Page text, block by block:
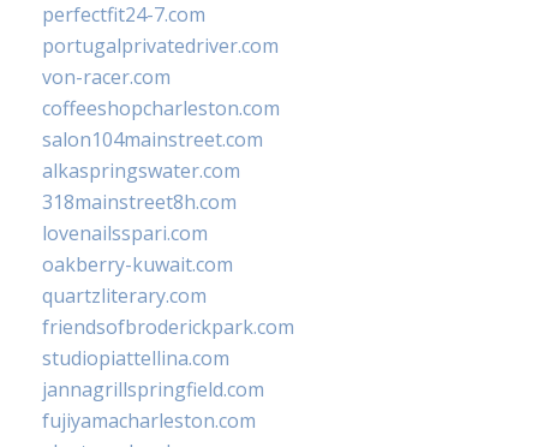
perfectfit24-7.com
portugalprivatedriver.com
von-racer.com
coffeeshopcharleston.com
salon104mainstreet.com
alkaspringswater.com
318mainstreet8h.com
lovenailsspari.com
oakberry-kuwait.com
quartzliterary.com
friendsofbroderickpark.com
studiopiattellina.com
jannagrillspringfield.com
fujiyamacharleston.com